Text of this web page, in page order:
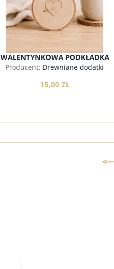
WALENTYNKOWA PODKŁADKA
POD KUBEK
Producent: Drewniane dodatki
15,00 ZŁ